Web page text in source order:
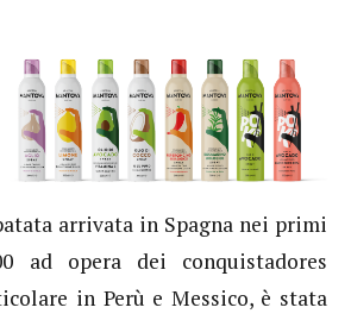
arrivata in Spagna nei primi
ad opera dei conquistadores
in Perù e Messico, è stata